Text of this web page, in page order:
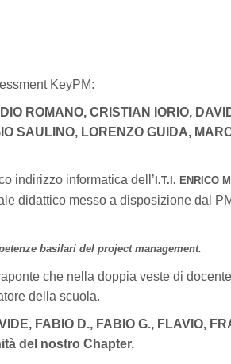
KeyPM:
ROMANO, CRISTIAN IORIO,
SAULINO, LORENZO GUIDA,
indirizzo informatica dell’ I.T.I. ENRICO
didattico messo a disposizione dal
basilari del project management.
che nella doppia veste di
della scuola.
FABIO D., FABIO G., FLAVIO,
del nostro Chapter.